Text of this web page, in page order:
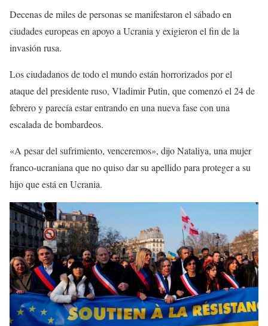
Decenas de miles de personas se manifestaron el sábado en
ciudades europeas en apoyo a Ucrania y exigieron el fin de la
invasión rusa.
Los ciudadanos de todo el mundo están horrorizados por el
ataque del presidente ruso, Vladimir Putin, que comenzó el 24 de
febrero y parecía estar entrando en una nueva fase con una
escalada de bombardeos.
«A pesar del sufrimiento, venceremos», dijo Nataliya, una mujer
franco-ucraniana que no quiso dar su apellido para proteger a su
hijo que está en Ucrania.